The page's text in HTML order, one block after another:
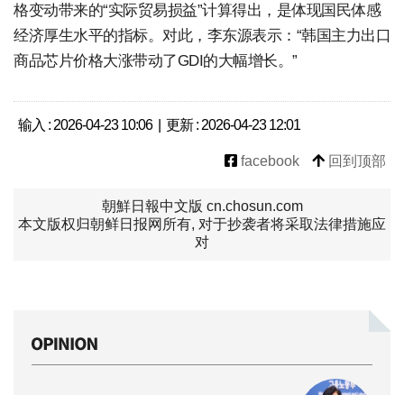
格变动带来的“实际贸易损益”计算得出，是体现国民体感
经济厚生水平的指标。对此，李东源表示：“韩国主力出口
商品芯片价格大涨带动了GDI的大幅增长。”
输入 : 2026-04-23 10:06 | 更新 : 2026-04-23 12:01
facebook 回到顶部
朝鮮日報中文版 cn.chosun.com
本文版权归朝鲜日报网所有, 对于抄袭者将采取法律措施应
对